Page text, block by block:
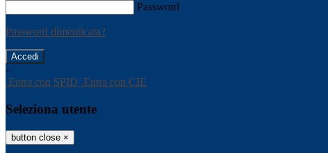
Password
Password dimenticata?
-
Entra con SPID Entra con CIE
Seleziona utente
button close ×